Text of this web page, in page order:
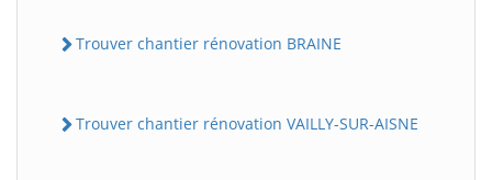
Trouver chantier rénovation BRAINE
Trouver chantier rénovation VAILLY-SUR-AISNE